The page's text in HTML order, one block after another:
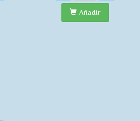
Añadir